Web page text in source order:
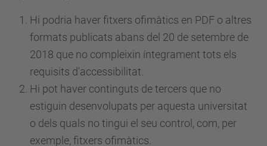
Hi podria haver fitxers ofimàtics en PDF o altres
formats publicats abans del 20 de setembre de
2018 que no compleixin íntegrament tots els
requisits d'accessibilitat.
Hi pot haver continguts de tercers que no
estiguin desenvolupats per aquesta universitat
o dels quals no tingui el seu control, com, per
exemple, fitxers ofimàtics.